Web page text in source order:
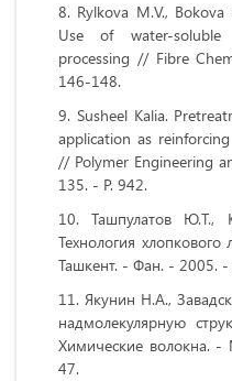
Rylkova M.V., Bokova
Use of water-soluble
processing // Fibre
146-148.
Susheel Kalia.
application as
// Polymer Engineering
135. - Р. 942.
Ташпулатов Ю.Т.,
Технология
Ташкент. - Фан. - 2005. -
Якунин Н.А.,
надмолекулярную
Химические
47.